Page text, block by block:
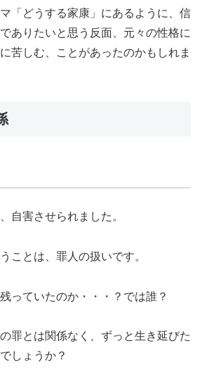
「どうする家康」にあるように、信
ありたいと思う反面、元々の性格に
苦しむ、ことがあったのかもしれま
自害させられました。
ことは、罪人の扱いです。
っていたのか・・・？では誰？
罪とは関係なく、ずっと生き延びた
しょうか？